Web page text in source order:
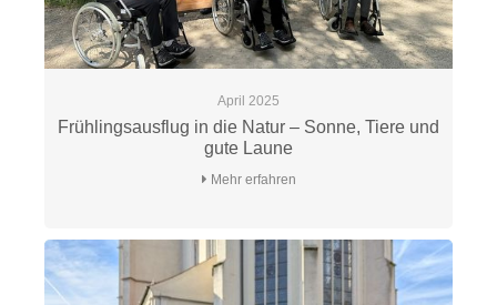
April 2025
Frühlingsausflug in die Natur – Sonne, Tiere und
gute Laune
Mehr erfahren